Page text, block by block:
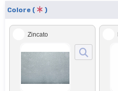
Colore ( )
Zincato